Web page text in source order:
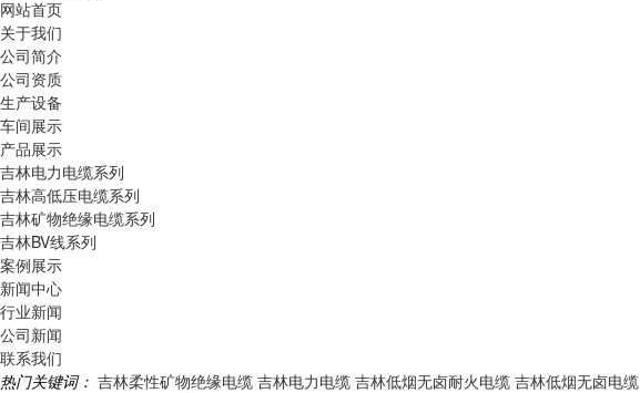
网站首页
关于我们
公司简介
公司资质
生产设备
车间展示
产品展示
吉林电力电缆系列
吉林高低压电缆系列
吉林矿物绝缘电缆系列
吉林BV线系列
案例展示
新闻中心
行业新闻
公司新闻
联系我们
热门关键词： 吉林柔性矿物绝缘电缆 吉林电力电缆 吉林低烟无卤耐火电缆 吉林低烟无卤电缆